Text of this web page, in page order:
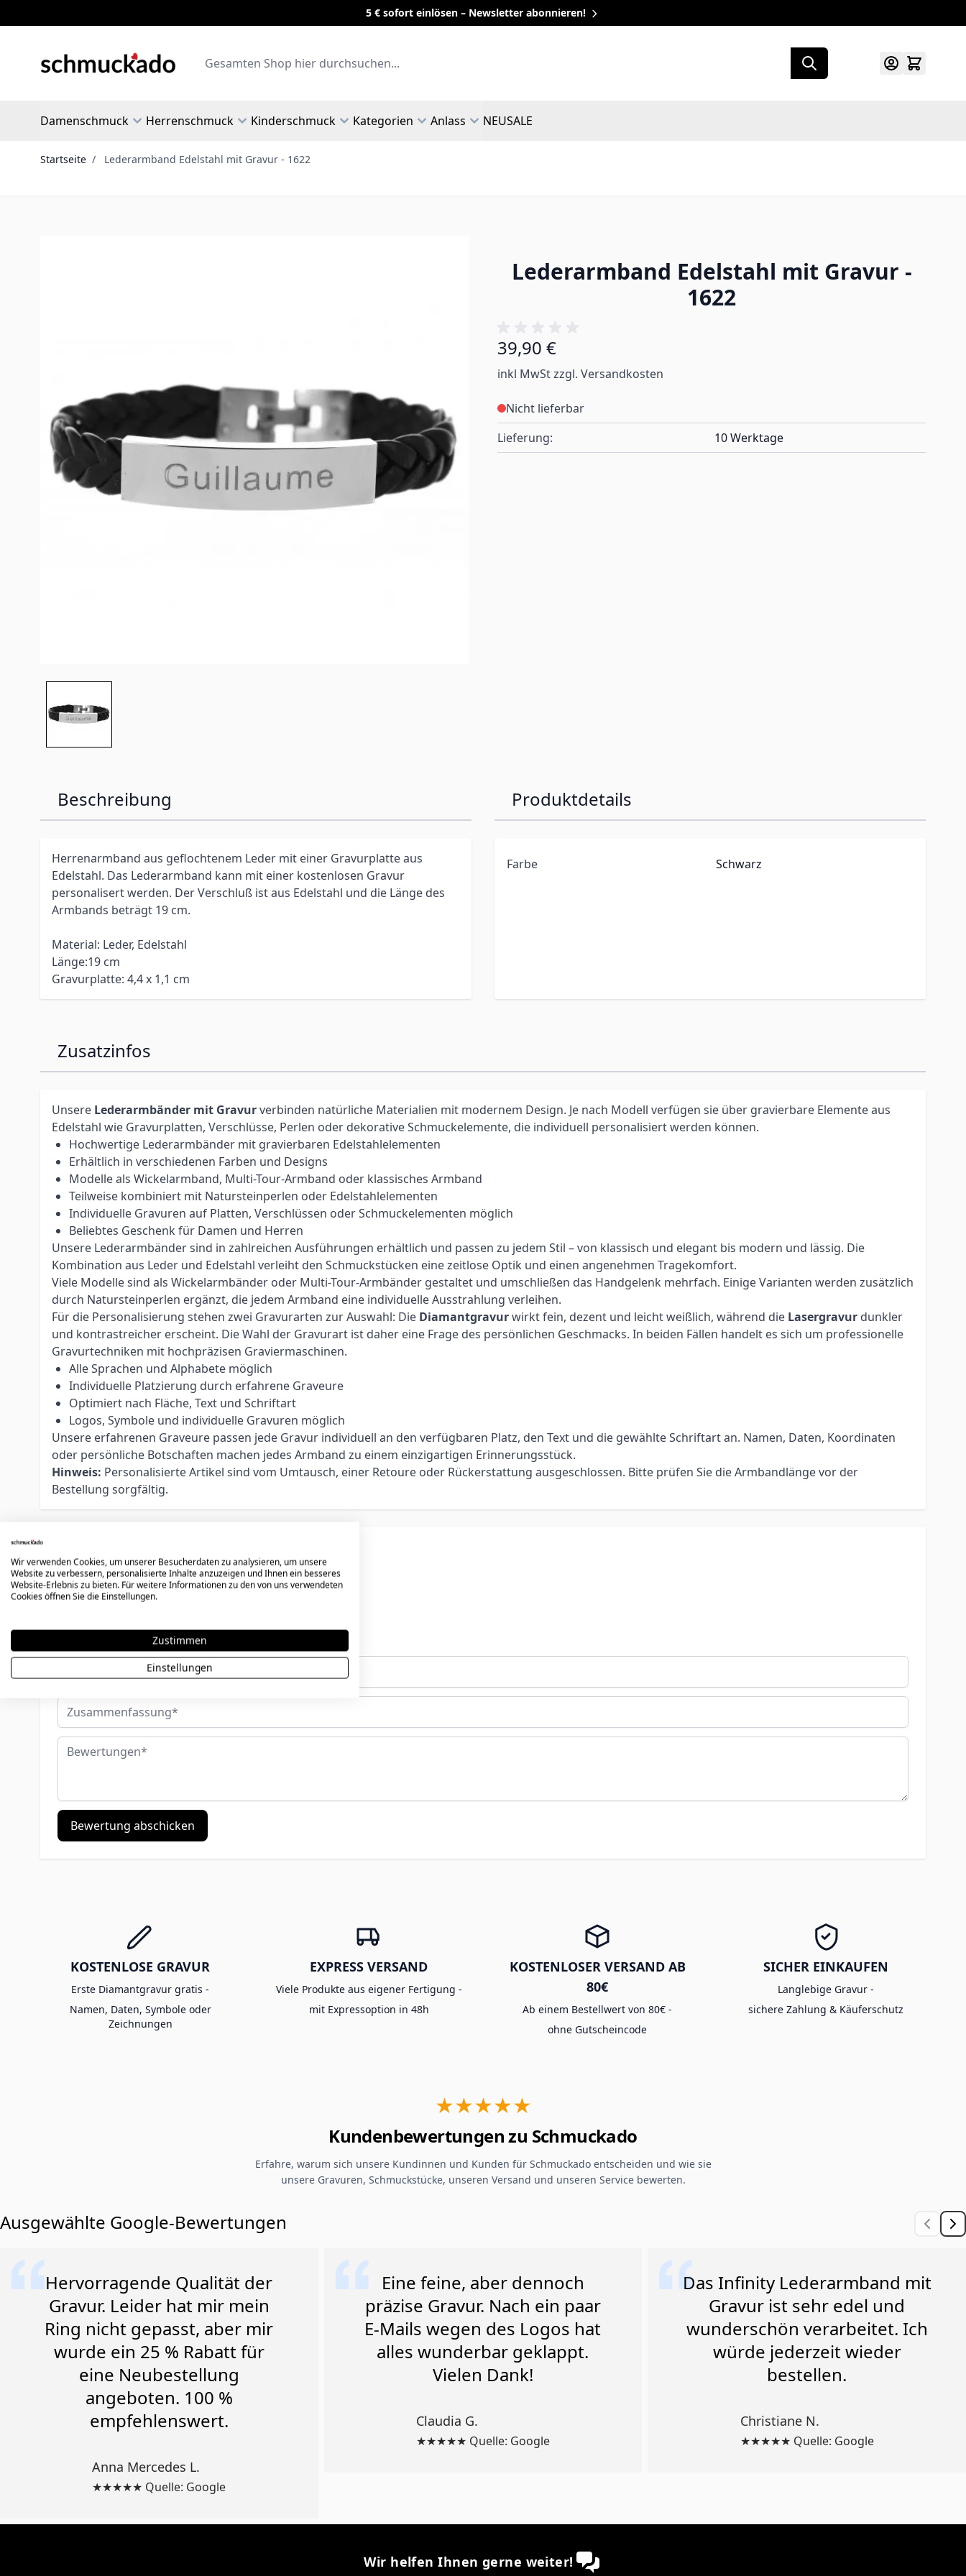
5 € sofort einlösen – Newsletter abonnieren!
Search
Damenschmuck Herrenschmuck Kinderschmuck Kategorien Anlass NEUSALE
Startseite / Lederarmband Edelstahl mit Gravur - 1622
Lederarmband Edelstahl mit Gravur -
1622
39,90 €
inkl MwSt zzgl. Versandkosten
Nicht lieferbar
Lieferung:
10 Werktage
Beschreibung
Herrenarmband aus geflochtenem Leder mit einer Gravurplatte aus
Edelstahl. Das Lederarmband kann mit einer kostenlosen Gravur
personalisert werden. Der Verschluß ist aus Edelstahl und die Länge des
Armbands beträgt 19 cm.
Material: Leder, Edelstahl
Länge:19 cm
Gravurplatte: 4,4 x 1,1 cm
Produktdetails
Farbe Schwarz
Zusatzinfos
Unsere Lederarmbänder mit Gravurverbinden natürliche Materialien mit modernem Design. Je nach Modell verfügen sie über gravierbare Elemente aus
Edelstahl wie Gravurplatten, Verschlüsse, Perlen oder dekorative Schmuckelemente, die individuell personalisiert werden können.
Hochwertige Lederarmbänder mit gravierbaren Edelstahlelementen
Erhältlich in verschiedenen Farben und Designs
Modelle als Wickelarmband, Multi-Tour-Armband oder klassisches Armband
Teilweise kombiniert mit Natursteinperlen oder Edelstahlelementen
Individuelle Gravuren auf Platten, Verschlüssen oder Schmuckelementen möglich
Beliebtes Geschenk für Damen und Herren
Unsere Lederarmbänder sind in zahlreichen Ausführungen erhältlich und passen zu jedem Stil – von klassisch und elegant bis modern und lässig. Die
Kombination aus Leder und Edelstahl verleiht den Schmuckstücken eine zeitlose Optik und einen angenehmen Tragekomfort.
Viele Modelle sind als Wickelarmbänder oder Multi-Tour-Armbänder gestaltet und umschließen das Handgelenk mehrfach. Einige Varianten werden zusätzlich
durch Natursteinperlen ergänzt, die jedem Armband eine individuelle Ausstrahlung verleihen.
Für die Personalisierung stehen zwei Gravurarten zur Auswahl: Die Diamantgravurwirkt fein, dezent und leicht weißlich, während die Lasergravur dunkler
und kontrastreicher erscheint. Die Wahl der Gravurart ist daher eine Frage des persönlichen Geschmacks. In beiden Fällen handelt es sich um professionelle
Gravurtechniken mit hochpräzisen Graviermaschinen.
Alle Sprachen und Alphabete möglich
Individuelle Platzierung durch erfahrene Graveure
Optimiert nach Fläche, Text und Schriftart
Logos, Symbole und individuelle Gravuren möglich
Unsere erfahrenen Graveure passen jede Gravur individuell an den verfügbaren Platz, den Text und die gewählte Schriftart an. Namen, Daten, Koordinaten
oder persönliche Botschaften machen jedes Armband zu einem einzigartigen Erinnerungsstück.
Hinweis: Personalisierte Artikel sind vom Umtausch, einer Retoure oder Rückerstattung ausgeschlossen. Bitte prüfen Sie die Armbandlänge vor der
Bestellung sorgfältig.
Schreiben Sie eine Bewertung
Sie bewerten:Lederarmband Edelstahl mit Gravur - 1622
Ihre Bewertung:
Benutzername
Zusammenfassung
Bewertungen
Bewertung abschicken
KOSTENLOSE GRAVUR
Erste Diamantgravur gratis -
Namen, Daten, Symbole oder
Zeichnungen
EXPRESS VERSAND
Viele Produkte aus eigener Fertigung -
mit Expressoption in 48h
KOSTENLOSER VERSAND AB
80€
Ab einem Bestellwert von 80€ -
ohne Gutscheincode
SICHER EINKAUFEN
Langlebige Gravur -
sichere Zahlung & Käuferschutz
★★★★★
Kundenbewertungen zu Schmuckado
Erfahre, warum sich unsere Kundinnen und Kunden für Schmuckado entscheiden und wie sie
unsere Gravuren, Schmuckstücke, unseren Versand und unseren Service bewerten.
Ausgewählte Google-Bewertungen
Hervorragende Qualität der
Gravur. Leider hat mir mein
Ring nicht gepasst, aber mir
wurde ein 25 % Rabatt für
eine Neubestellung
angeboten. 100 %
empfehlenswert.
Anna Mercedes L.
★★★★★ Quelle: Google
Eine feine, aber dennoch
präzise Gravur. Nach ein paar
E-Mails wegen des Logos hat
alles wunderbar geklappt.
Vielen Dank!
Claudia G.
★★★★★ Quelle: Google
Das Infinity Lederarmband mit
Gravur ist sehr edel und
wunderschön verarbeitet. Ich
würde jederzeit wieder
bestellen.
Christiane N.
★★★★★ Quelle: Google
Wir helfen Ihnen gerne weiter!
Wir verwenden Cookies, um unserer Besucherdaten zu analysieren, um unsere
Website zu verbessern, personalisierte Inhalte anzuzeigen und Ihnen ein besseres
Website-Erlebnis zu bieten. Für weitere Informationen zu den von uns verwendeten
Cookies öffnen Sie die Einstellungen.
Zustimmen
Einstellungen